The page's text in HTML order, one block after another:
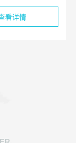
看详情